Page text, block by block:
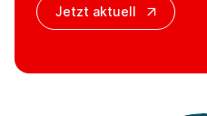
Jetzt aktuell